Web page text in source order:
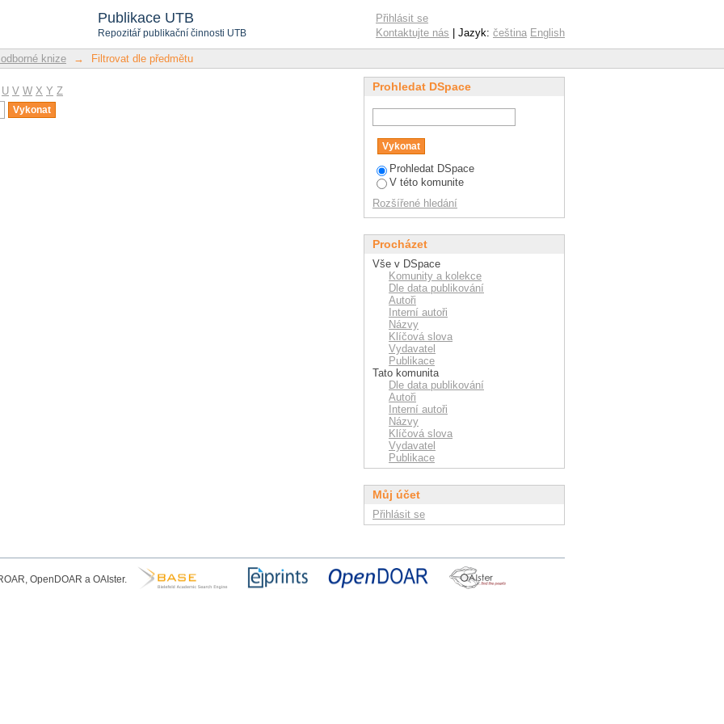
Publikace UTB
Repozitář publikační činnosti UTB
Přihlásit se
Kontaktujte nás | Jazyk: čeština English
knize → Filtrovat dle předmětu
U V W X Y Z
Prohledat DSpace
Prohledat DSpace
V této komunite
Rozšířené hledání
Procházet
Vše v DSpace
Komunity a kolekce
Dle data publikování
Autoři
Interní autoři
Názvy
Klíčová slova
Vydavatel
Publikace
Tato komunita
Dle data publikování
Autoři
Interní autoři
Názvy
Klíčová slova
Vydavatel
Publikace
Můj účet
Přihlásit se
OpenDOAR a OAIster.